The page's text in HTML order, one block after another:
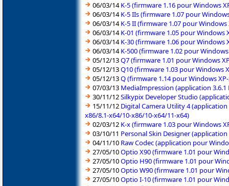
06/03/14K-5 (firmware 1.16 pour Windows
06/03/14K-5 IIs (firmware 1.07 pour
06/03/14K-5 II (firmware 1.07 pour
06/03/14K-01 (firmware 1.05 pour Windows
06/03/14K-30 (firmware 1.06 pour Windows
06/03/14K-500 (firmware 1.02 pour
05/12/13Q7 (firmware 1.01 pour Windows
05/12/13Q10 (firmware 1.03 pour Windows
05/12/13Q (firmware 1.14 pour Windows
07/03/13 MediaImpression (application
30/11/12Silkypix Developer Studio
15/11/12 Digital Camera Utility 4
x86/8.1-x64/10-x86/10-x64/11-x64)
02/03/12 K-x (firmware 1.03 pour Windows
03/10/11 Personal Skin Designer
04/11/10 Raw Codec (application pour
27/05/10Optio X90 (firmware 1.01 pour
27/05/10Optio H90 (firmware 1.01 pour
27/05/10Optio W90 (firmware 1.01 pour
27/05/10Optio I-10 (firmware 1.01 pour